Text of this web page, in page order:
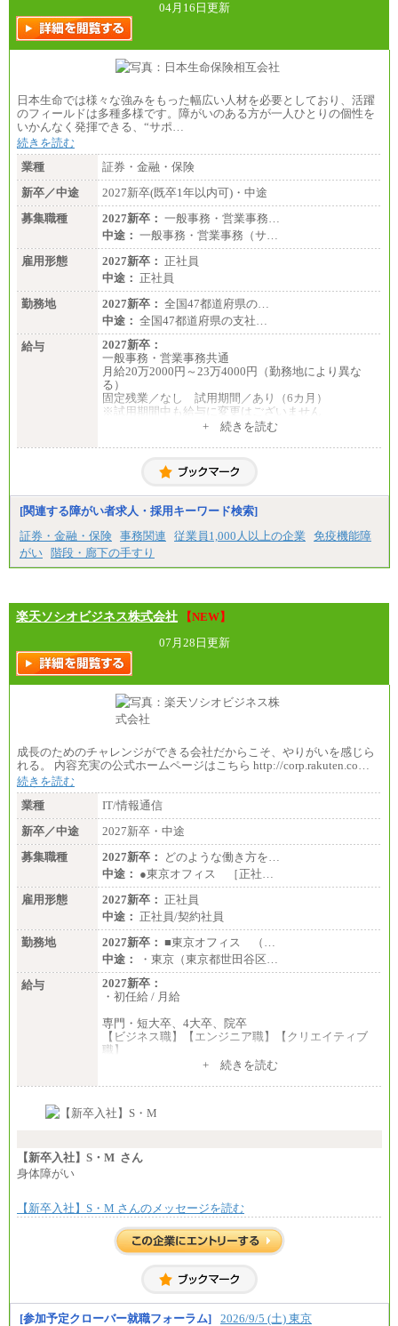
04月16日更新
日本生命では様々な強みをもった幅広い人材を必要としており、活躍
のフィールドは多種多様です。障がいのある方が一人ひとりの個性を
いかんなく発揮できる、“サポ…
続きを読む
業種
証券・金融・保険
新卒／中途
2027新卒(既卒1年以内可)・中途
募集職種
2027新卒： 一般事務・営業事務…
中途： 一般事務・営業事務（サ…
雇用形態
2027新卒： 正社員
中途： 正社員
勤務地
2027新卒： 全国47都道府県の…
中途： 全国47都道府県の支社…
給与
2027新卒：
一般事務・営業事務共通
月給20万2000円～23万4000円（勤務地により異な
る）
固定残業／なし 試用期間／あり（6カ月）
※試用期間中も給与に変更はございません
月給20万2000円～23万4000円（勤務地により異な
固定残業／なし 試用期間／あり（6か月）
+ 続きを読む
[関連する障がい者求人・採用キーワード検索]
証券・金融・保険 事務関連 従業員1,000人以上の企業
免疫機能障
がい 階段・廊下の手すり
楽天ソシオビジネス株式会社
【NEW】
07月28日更新
成長のためのチャレンジができる会社だからこそ、やりがいを感じら
れる。 内容充実の公式ホームページはこちら http://corp.rakuten.co…
続きを読む
業種
IT/情報通信
新卒／中途
2027新卒・中途
募集職種
2027新卒：
どのような働き方を…
中途： ●東京オフィス ［正社…
雇用形態
2027新卒： 正社員
中途： 正社員/契約社員
勤務地
2027新卒： ■東京オフィス （…
中途：
・東京（東京都世田谷区…
給与
2027新卒：
・初任給 / 月給
専門・短大卒、4大卒、院卒
【ビジネス職】【エンジニア職】【クリエイティブ
職】
※試用期間中も給与に変更はございません 。
①月給：270,000円～320,000円
⑤⑥月給：225,000円～300,000円
※試用期間中も給与に変更はございません。
+ 続きを読む
【新卒入社】S・M さん
身体障がい
【新卒入社】S・M さんのメッセージを読む
[参加予定クローバー就職フォーラム] 2026/9/5 (土) 東京